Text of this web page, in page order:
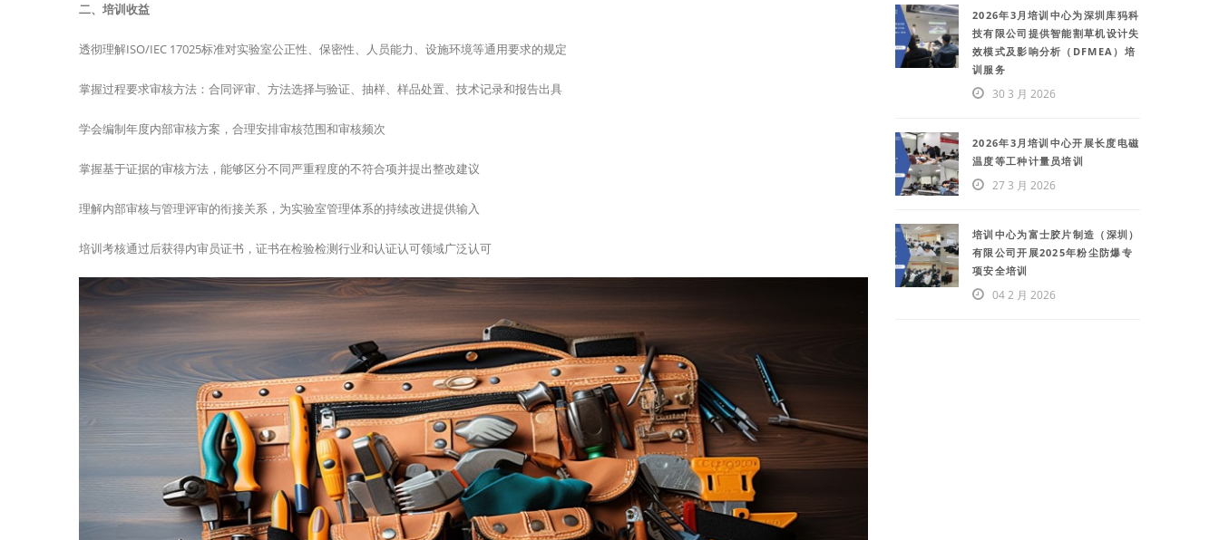
二、培训收益
透彻理解ISO/IEC 17025标准对实验室公正性、保密性、人员能力、设施环境等通用要求的规定
掌握过程要求审核方法：合同评审、方法选择与验证、抽样、样品处置、技术记录和报告出具
学会编制年度内部审核方案，合理安排审核范围和审核频次
掌握基于证据的审核方法，能够区分不同严重程度的不符合项并提出整改建议
理解内部审核与管理评审的衔接关系，为实验室管理体系的持续改进提供输入
培训考核通过后获得内审员证书，证书在检验检测行业和认证认可领域广泛认可
2026年3月培训中心为深圳库犸科
技有限公司提供智能割草机设计失
效模式及影响分析（DFMEA）培
训服务
30 3 月 2026
2026年3月培训中心开展长度电磁
温度等工种计量员培训
27 3 月 2026
培训中心为富士胶片制造（深圳）
有限公司开展2025年粉尘防爆专
项安全培训
04 2 月 2026